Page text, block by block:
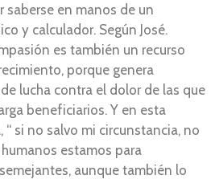
saberse en manos de un
y calculador. Según José.
es también un recurso
porque genera
lucha contra el dolor de las que
beneficiarios. Y en esta
si no salvo mi circunstancia, no
humanos estamos para
aunque también lo